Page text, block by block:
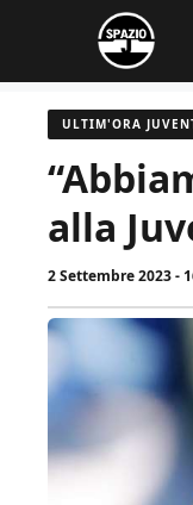
contenuto
ULTIM'ORA
alla
2 Settembre 2023 -